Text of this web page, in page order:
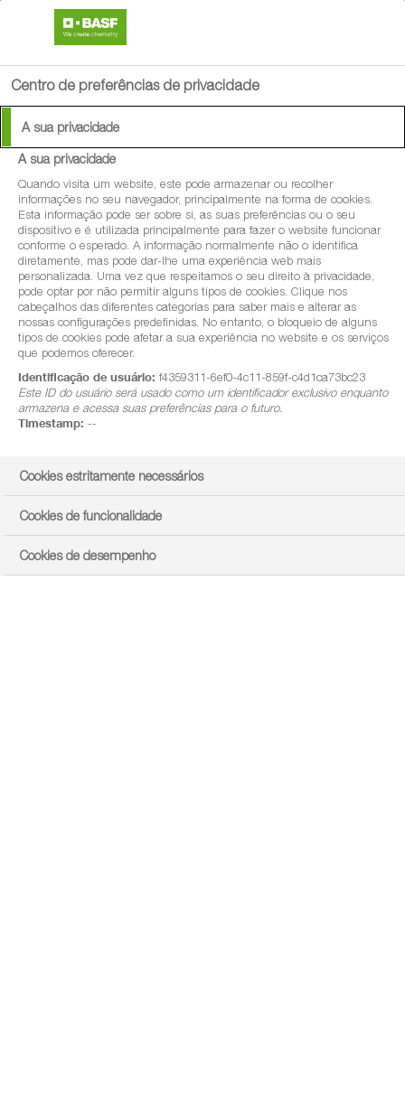
Enervin®Pro
Enervin® Pro é um fungicida para o
tratamento do míldio em diversas culturas.
Centro de preferências de privacidade
A sua privacidade
A sua privacidade
Quando visita um website, este pode armazenar ou recolher
informações no seu navegador, principalmente na forma de cookies.
Esta informação pode ser sobre si, as suas preferências ou o seu
dispositivo e é utilizada principalmente para fazer o website funcionar
conforme o esperado. A informação normalmente não o identifica
diretamente, mas pode dar-lhe uma experiência web mais
personalizada. Uma vez que respeitamos o seu direito à privacidade,
pode optar por não permitir alguns tipos de cookies. Clique nos
cabeçalhos das diferentes categorias para saber mais e alterar as
nossas configurações predefinidas. No entanto, o bloqueio de alguns
tipos de cookies pode afetar a sua experiência no website e os serviços
que podemos oferecer.
Identificação de usuário: f4359311-6ef0-4c11-859f-c4d1ca73bc23
Este ID do usuário será usado como um identificador exclusivo enquanto
armazena e acessa suas preferências para o futuro.
Timestamp: --
Cookies estritamente necessários
Cookies de funcionalidade
Cookies de desempenho